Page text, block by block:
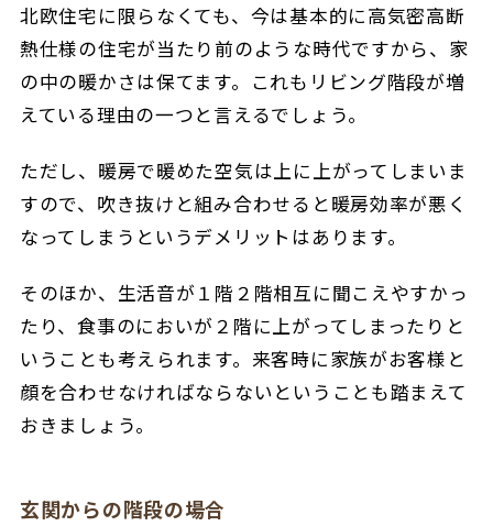
北欧住宅に限らなくても、今は基本的に高気密高断
熱仕様の住宅が当たり前のような時代ですから、家
の中の暖かさは保てます。これもリビング階段が増
えている理由の一つと言えるでしょう。
ただし、暖房で暖めた空気は上に上がってしまいま
すので、吹き抜けと組み合わせると暖房効率が悪く
なってしまうというデメリットはあります。
そのほか、生活音が１階２階相互に聞こえやすかっ
たり、食事のにおいが２階に上がってしまったりと
いうことも考えられます。来客時に家族がお客様と
顔を合わせなければならないということも踏まえて
おきましょう。
玄関からの階段の場合